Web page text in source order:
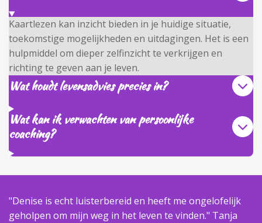
Kaartlezen kan inzicht bieden in je huidige situatie,
toekomstige mogelijkheden en uitdagingen. Het is een
hulpmiddel om dieper zelfinzicht te verkrijgen en
richting te geven aan je leven.
Wat houdt levensadvies precies in?
Wat kan ik verwachten van persoonlijke
coaching?
"Denise is echt luisterbereid en heeft me ongelofelijk
geholpen om mijn weg in het leven te vinden." Tanja